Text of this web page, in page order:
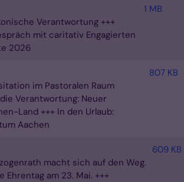
Verantwortung +++
mit caritativ Engagierten
2026
1 MB
im Pastoralen Raum
Verantwortung: Neuer
Land +++ In den Urlaub:
Aachen
807 KB
macht sich auf den Weg.
Ehrentag am 23. Mai. +++
609 KB